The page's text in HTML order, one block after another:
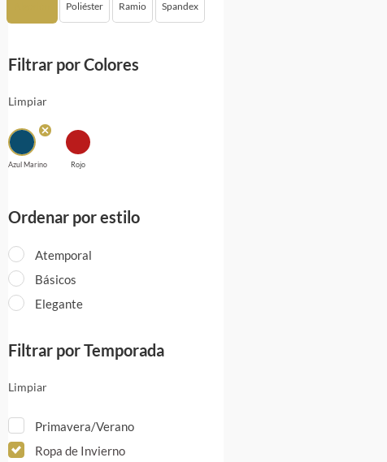
Poliéster Ramio Spandex
Filtrar por Colores
Limpiar
Azul Marino Rojo
Ordenar por estilo
Atemporal
Básicos
Elegante
Filtrar por Temporada
Limpiar
Primavera/Verano
Ropa de Invierno